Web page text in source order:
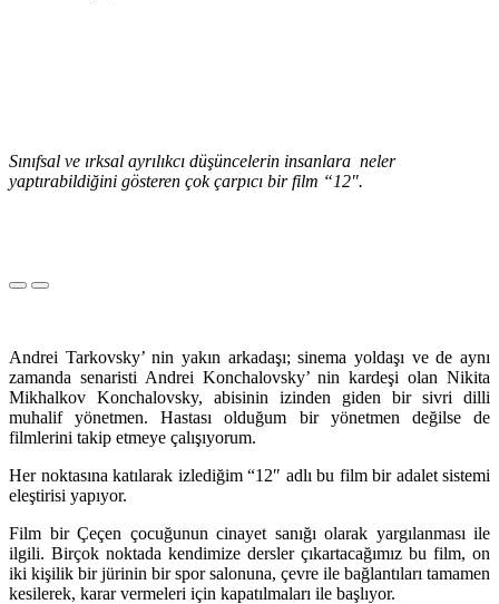
Sınıfsal ve ırksal ayrılıkcı düşüncelerin insanlara neler
yaptırabildiğini gösteren çok çarpıcı bir film “12″.
Andrei Tarkovsky’ nin yakın arkadaşı; sinema yoldaşı ve de aynı
zamanda senaristi Andrei Konchalovsky’ nin kardeşi olan Nikita
Mikhalkov Konchalovsky, abisinin izinden giden bir sivri dilli
muhalif yönetmen. Hastası olduğum bir yönetmen değilse de
filmlerini takip etmeye çalışıyorum.
Her noktasına katılarak izlediğim “12″ adlı bu film bir adalet sistemi
eleştirisi yapıyor.
Film bir Çeçen çocuğunun cinayet sanığı olarak yargılanması ile
ilgili. Birçok noktada kendimize dersler çıkartacağımız bu film, on
iki kişilik bir jürinin bir spor salonuna, çevre ile bağlantıları tamamen
kesilerek, karar vermeleri için kapatılmaları ile başlıyor.